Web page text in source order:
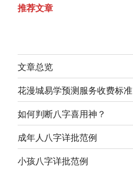
推荐文章
文章总览
花漫城易学预测服务收费标准
如何判断八字喜用神？
成年人八字详批范例
小孩八字详批范例